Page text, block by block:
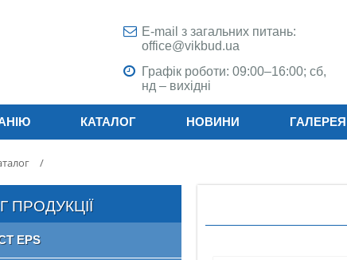
E-mail з загальних питань:
office@vikbud.ua
Графік роботи: 09:00–16:00; сб,
нд – вихідні
КАТАЛОГ НОВИНИ ГАЛЕРЕЯ
/
ПРОДУКЦІЇ
EPS